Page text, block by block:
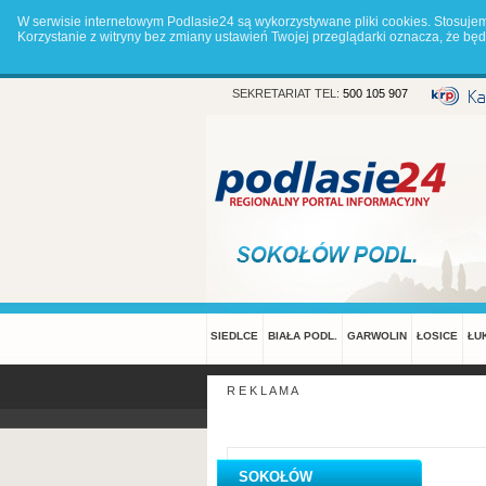
W serwisie internetowym Podlasie24 są wykorzystywane pliki cookies.
Korzystanie z witryny bez zmiany ustawień Twojej przeglądarki oznacza, że
SEKRETARIAT TEL: 500 105 907
SIEDLCE BIAŁA PODL. GARWOLIN ŁOSICE
R E K L A M A
SOKOŁÓW